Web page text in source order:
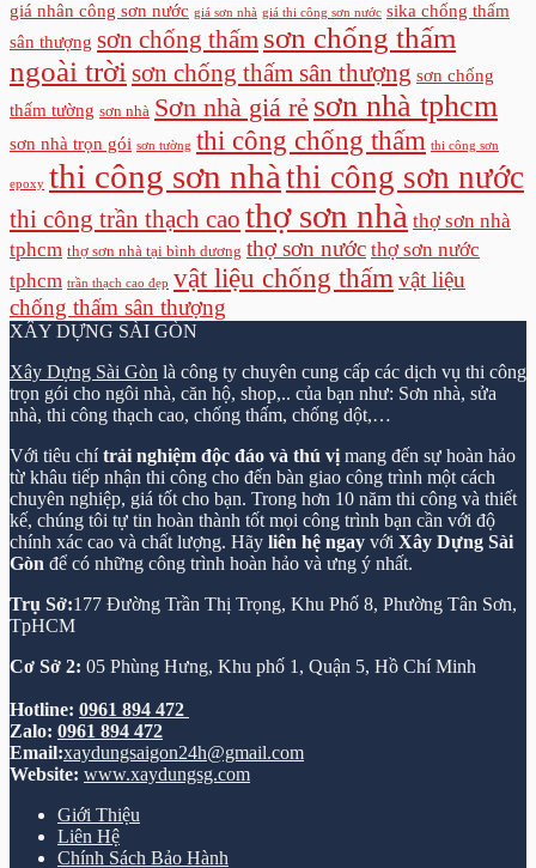
giá nhân công sơn nước giá sơn nhà giá thi công sơn nước sika chống thấm
sân thượng sơn chống thấm sơn chống thấm
ngoài trời sơn chống thấm sân thượng sơn chống
thấm tường sơn nhà Sơn nhà giá rẻ sơn nhà tphcm
sơn nhà trọn gói sơn tường thi công chống thấm thi công sơn
epoxy thi công sơn nhà thi công sơn nước
thi công trần thạch cao thợ sơn nhà thợ sơn nhà
tphcm thợ sơn nhà tại bình dương thợ sơn nước thợ sơn nước
tphcm trần thạch cao đẹp vật liệu chống thấm vật liệu
chống thấm sân thượng
XÂY DỰNG SÀI GÒN
Xây Dựng Sài Gòn là công ty chuyên cung cấp các dịch vụ thi công
trọn gói cho ngôi nhà, căn hộ, shop,.. của bạn như: Sơn nhà, sửa
nhà, thi công thạch cao, chống thấm, chống dột,…
Với tiêu chítrải nghiệm độc đáo và thú vị mang đến sự hoàn hảo
từ khâu tiếp nhận thi công cho đến bàn giao công trình một cách
chuyên nghiệp, giá tốt cho bạn. Trong hơn 10 năm thi công và thiết
kế, chúng tôi tự tin hoàn thành tốt mọi công trình bạn cần với độ
chính xác cao và chất lượng. Hãy liên hệ ngay với Xây Dựng Sài
Gòn để có những công trình hoàn hảo và ưng ý nhất.
Trụ Sở:177 Đường Trần Thị Trọng, Khu Phố 8, Phường Tân Sơn,
TpHCM
Cơ Sở 2: 05 Phùng Hưng, Khu phố 1, Quận 5, Hồ Chí Minh
Hotline: 0961 894 472
Zalo: 0961 894 472
Email:xaydungsaigon24h@gmail.com
Website: www.xaydungsg.com
Giới Thiệu
Liên Hệ
Chính Sách Bảo Hành